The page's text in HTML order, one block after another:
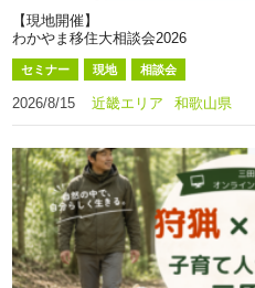
【現地開催】
わかやま移住大相談会2026
セミナー 現地 相談会
2026/8/15 近畿エリア 和歌山県